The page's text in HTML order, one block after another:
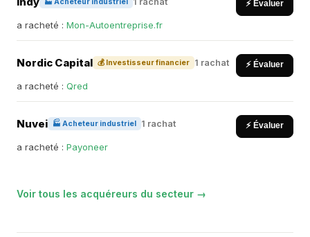
⚡ Évaluer
a racheté : Mon-Autoentreprise.fr
Nordic Capital 💰 Investisseur financier 1 rachat ⚡ Évaluer
a racheté : Qred
Nuvei 🏭 Acheteur industriel 1 rachat ⚡ Évaluer
a racheté : Payoneer
Voir tous les acquéreurs du secteur →